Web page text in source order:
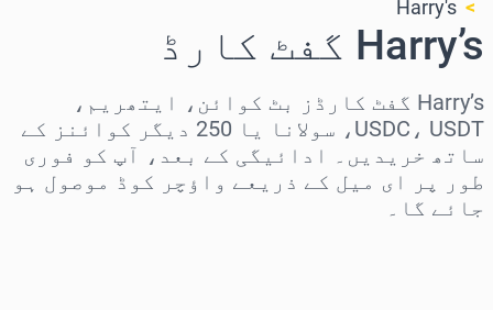
Harry's
Harry’s گفٹ کارڈ
Harry’s گفٹ کارڈز بٹ کوائن، ایتھریم،
USDC، USDT، سولانا یا 250 دیگر کوائنز کے
ساتھ خریدیں۔ ادائیگی کے بعد، آپ کو فوری
طور پر ای میل کے ذریعے واؤچر کوڈ موصول ہو
جائے گا۔